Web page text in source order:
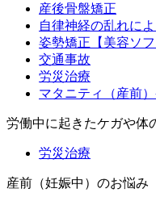
産後骨盤矯正
自律神経の乱れに
姿勢矯正【美容ソフ
交通事故
労災治療
マタニティ（産前
労働中に起きたケガや体
労災治療
産前（妊娠中）のお悩み